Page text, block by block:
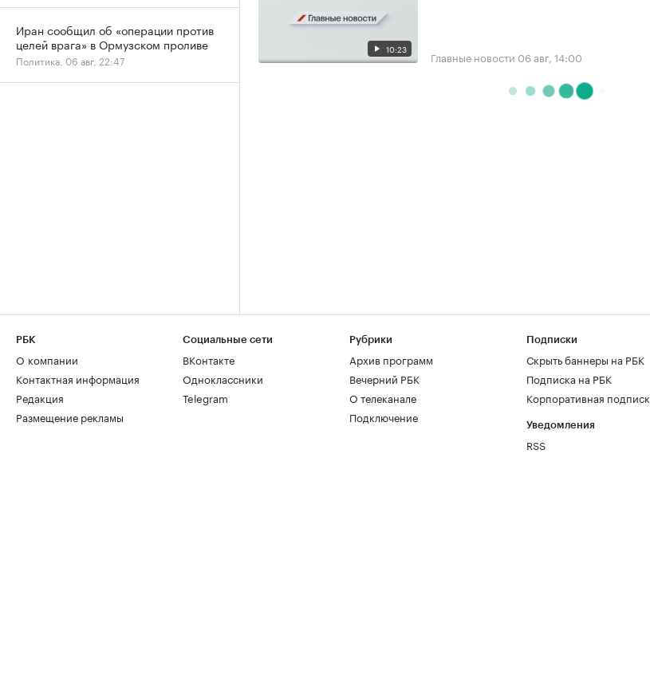
10:23 Главные новости 06 авг, 14:00
Иран сообщил об «операции против
целей врага» в Ормузском проливе
Политика, 06 авг, 22:47
РБК
О компании
Контактная информация
Редакция
Размещение рекламы
Социальные сети
ВКонтакте
Одноклассники
Telegram
Рубрики
Архив программ
Вечерний РБК
О телеканале
Подключение
Подписки
Скрыть баннеры на РБК
Подписка на РБК
Корпоративная
Уведомления
RSS